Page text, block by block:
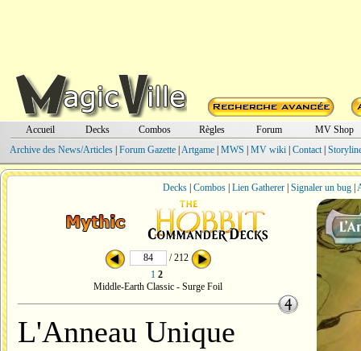
Accueil Decks Combos Règles Forum
MV Shop
Archive des News/Articles| Forum Gazette| Artgame| MWS MV wiki| Contact|
Decks Combos Lien Gatherer Signaler un bug
/ 212
1 2
Middle-Earth Classic - Surge Foil
L'Anneau Unique